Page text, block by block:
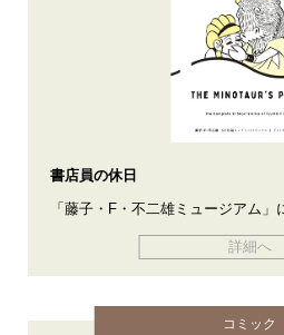
書店員の休日
「藤子・F・不二雄ミュージアム」
詳細へ
コミック